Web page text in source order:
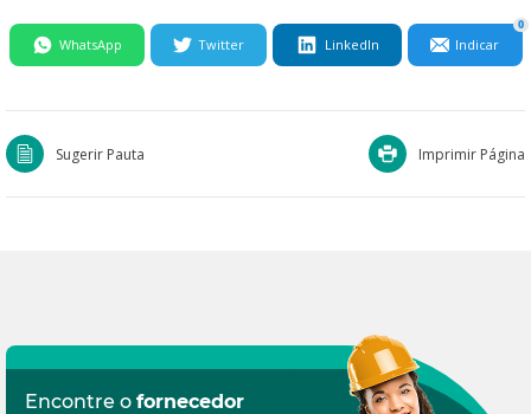
WhatsApp Twitter LinkedIn Indicar
0
Sugerir Pauta Imprimir Página
Encontre o fornecedor